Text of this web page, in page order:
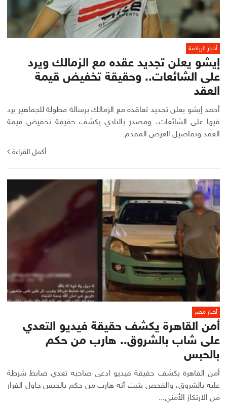
أخبار الرياضة
إيشو يعلن تجديد عقده مع الزمالك ويرد
على الشائعات.. وحقيقة تخفيض قيمة
العقد
أحمد إيشو يعلن تجديد تعاقده مع الزمالك برسالة مطولة للجماهير يرد
فيها على الشائعات، ومصدر بالنادي يكشف حقيقة تخفيض قيمة
العقد وتفاصيل العرض المقدم.
أكمل القراءة
أخبار مصر
أمن القاهرة يكشف حقيقة فيديو التعدي
على شاب بالشروق.. هارب من حكم
بالحبس
أمن القاهرة يكشف حقيقة فيديو ادعى صاحبه تعدي ضابط شرطة
عليه بالشروق، والفحص يثبت أنه هارب من حكم بالحبس حاول الفرار
من الارتكاز الأمني...